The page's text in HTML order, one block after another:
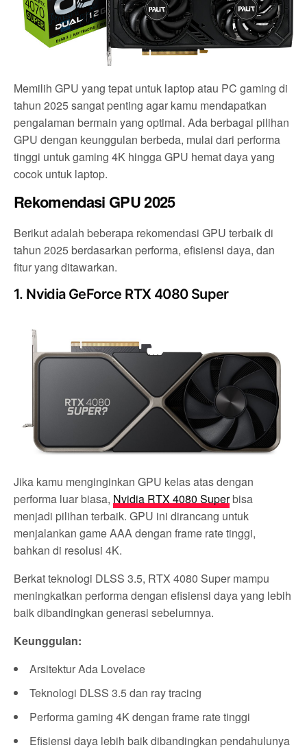
Memilih GPU yang tepat untuk laptop atau PC gaming di
tahun 2025 sangat penting agar kamu mendapatkan
pengalaman bermain yang optimal. Ada berbagai pilihan
GPU dengan keunggulan berbeda, mulai dari performa
tinggi untuk gaming 4K hingga GPU hemat daya yang
cocok untuk laptop.
Rekomendasi GPU 2025
Berikut adalah beberapa rekomendasi GPU terbaik di
tahun 2025 berdasarkan performa, efisiensi daya, dan
fitur yang ditawarkan.
1. Nvidia GeForce RTX 4080 Super
Jika kamu menginginkan GPU kelas atas dengan
performa luar biasa, Nvidia RTX 4080 Superbisa
menjadi pilihan terbaik. GPU ini dirancang untuk
menjalankan game AAA dengan frame rate tinggi,
bahkan di resolusi 4K.
Berkat teknologi DLSS 3.5, RTX 4080 Super mampu
meningkatkan performa dengan efisiensi daya yang lebih
baik dibandingkan generasi sebelumnya.
Keunggulan:
Arsitektur Ada Lovelace
Teknologi DLSS 3.5 dan ray tracing
Performa gaming 4K dengan frame rate tinggi
Efisiensi daya lebih baik dibandingkan pendahulunya